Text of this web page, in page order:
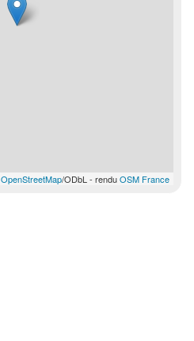
OpenStreetMap/ODbL - renduOSM France